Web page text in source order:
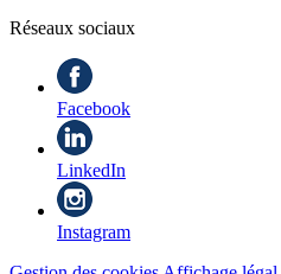
Réseaux sociaux
Facebook
LinkedIn
Instagram